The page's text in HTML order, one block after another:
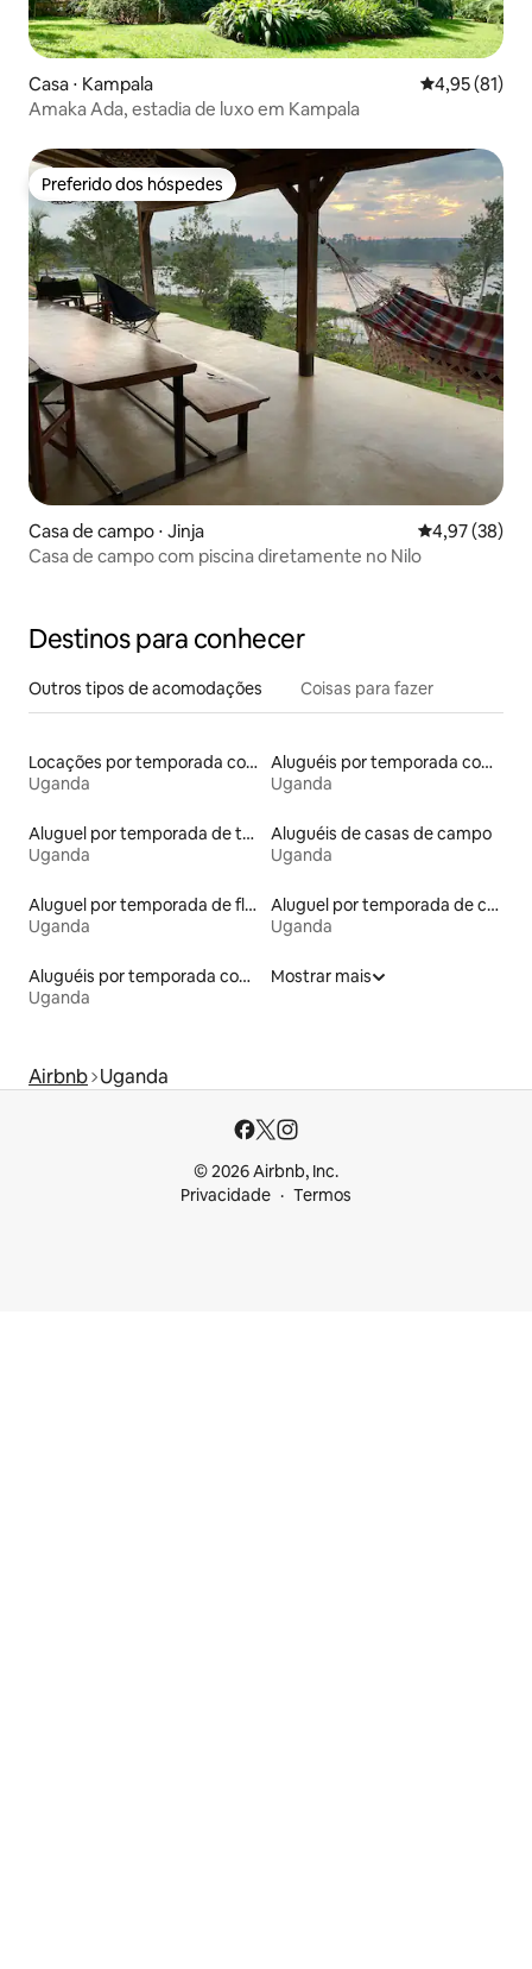
Casa ⋅ Kampala 4,95 de uma
4,95 (81)
Amaka Ada, estadia de luxo em Kampala
Preferido dos hóspedes
Preferido dos hóspedes
Casa de campo ⋅ Jinja 4,97 de uma
4,97 (38)
Casa de campo com piscina diretamente no Nilo
Destinos para conhecer
Outros tipos de acomodações Coisas para fazer
Locações por temporada com piscina
Uganda
Aluguéis por temporada com caiaque
Uganda
Aluguel por temporada de townhouses
Uganda
Aluguéis de casas de campo
Uganda
Aluguel por temporada de flats
Uganda
Aluguel por temporada de casas de veraneio
Uganda
Aluguéis por temporada com banheira de hidromassagem
Uganda
Mostrar mais
Airbnb Uganda
© 2026 Airbnb, Inc.
Privacidade
Termos